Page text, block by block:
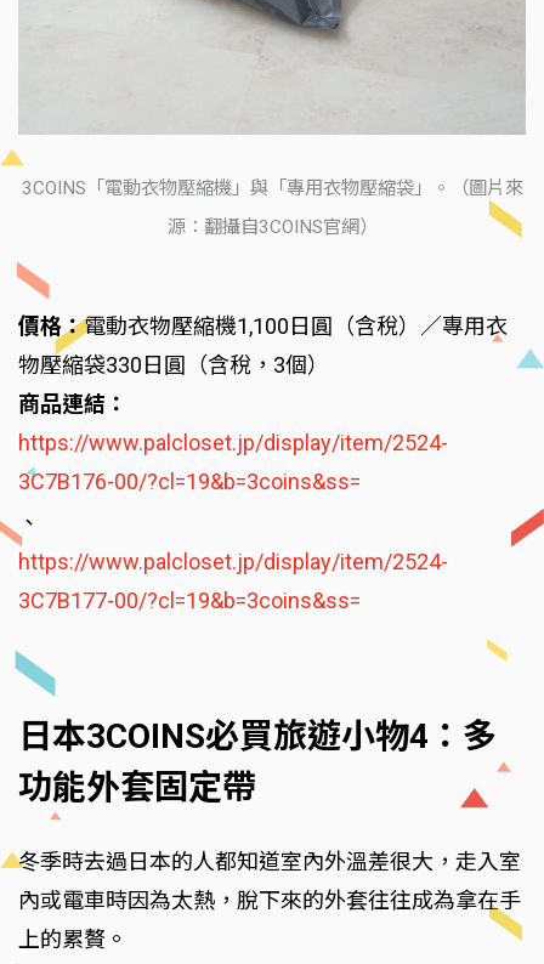
3COINS「電動衣物壓縮機」與「專用衣物壓縮袋」。（圖片來
源：翻攝自3COINS官網）
價格：電動衣物壓縮機1,100日圓（含稅）／專用衣
物壓縮袋330日圓（含稅，3個）
商品連結：
https://www.palcloset.jp/display/item/2524-
3C7B176-00/?cl=19&b=3coins&ss=
、
https://www.palcloset.jp/display/item/2524-
3C7B177-00/?cl=19&b=3coins&ss=
日本3COINS必買旅遊小物4：多
功能外套固定帶
冬季時去過日本的人都知道室內外溫差很大，走入室
內或電車時因為太熱，脫下來的外套往往成為拿在手
上的累贅。